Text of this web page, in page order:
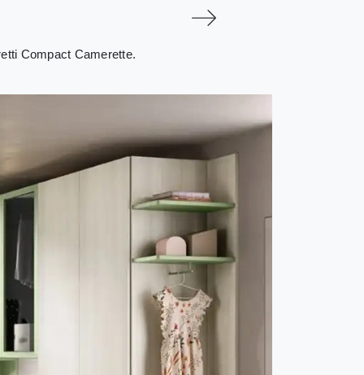
Compact Camerette.